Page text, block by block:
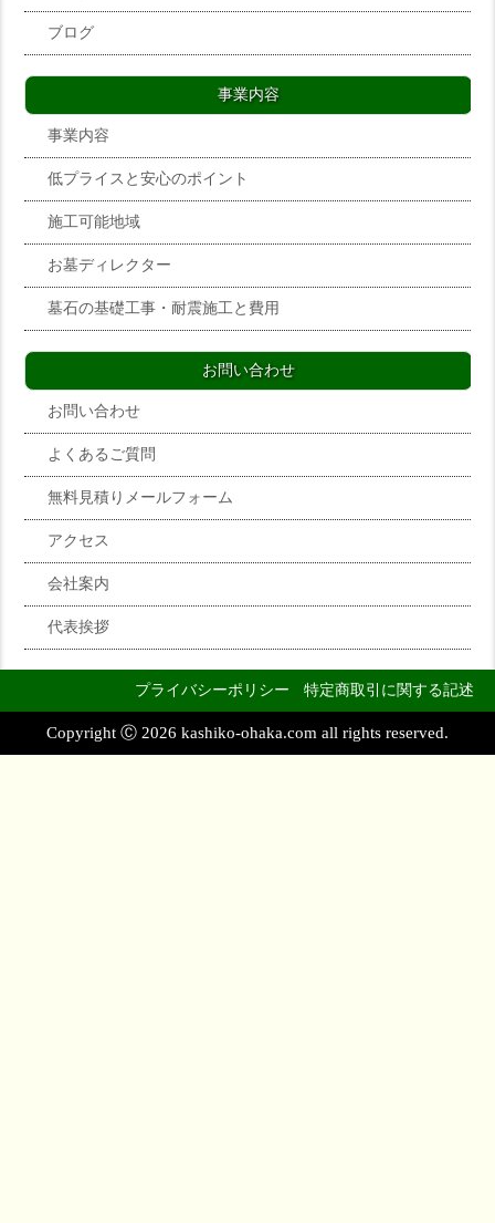
ブログ
事業内容
事業内容
低プライスと安心のポイント
施工可能地域
お墓ディレクター
墓石の基礎工事・耐震施工と費用
お問い合わせ
お問い合わせ
よくあるご質問
無料見積りメールフォーム
アクセス
会社案内
代表挨拶
プライバシーポリシー 特定商取引に関する記述
Copyright Ⓒ 2026 kashiko-ohaka.com all rights reserved.